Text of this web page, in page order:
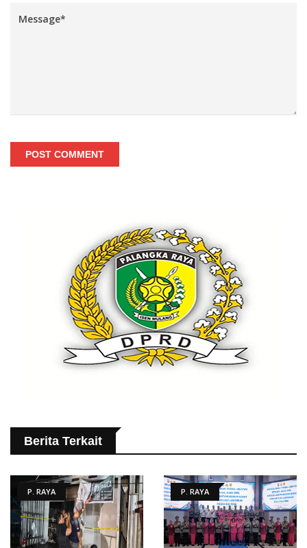
POST COMMENT
Berita Terkait
P. RAYA P. RAYA